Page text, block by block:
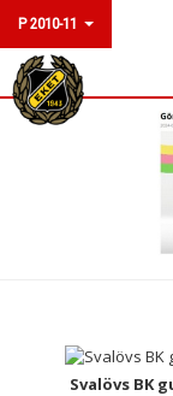
P 2010-11
HEM
KONTAKTSvalövs BK